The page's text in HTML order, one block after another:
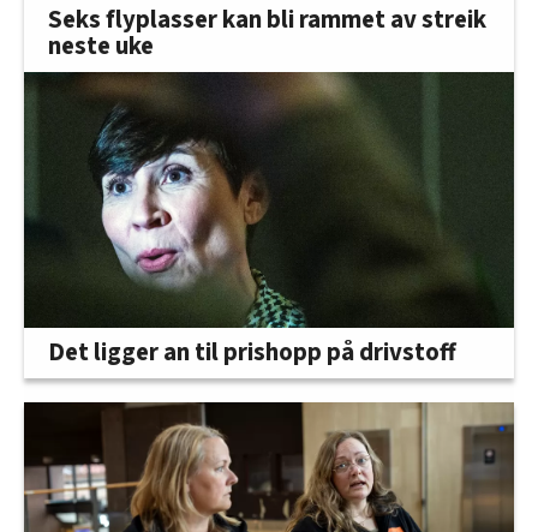
Seks flyplasser kan bli rammet av streik
neste uke
Det ligger an til prishopp på drivstoff